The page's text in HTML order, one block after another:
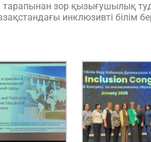
тарапынан зор қызығушылық
инклюзивті білім